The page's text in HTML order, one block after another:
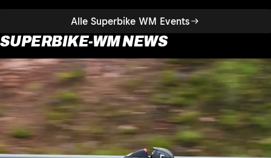
Alle Superbike WM Events
SUPERBIKE-WM NEWS